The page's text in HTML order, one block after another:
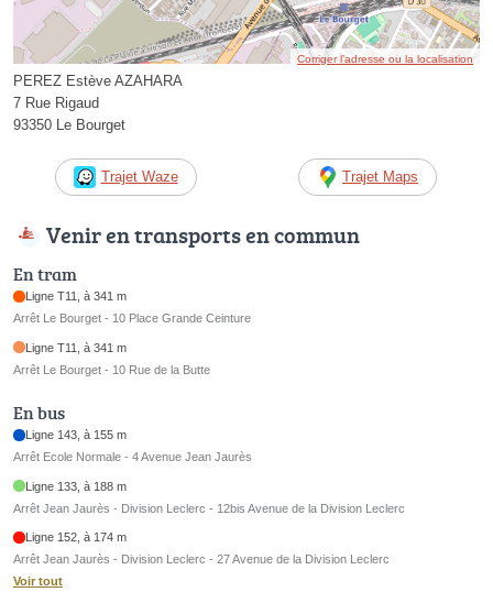
Corriger l’adresse ou la localisation
PEREZ Estève AZAHARA
7 Rue Rigaud
93350 Le Bourget
Trajet Waze Trajet Maps
Venir en transports en commun
En tram
Ligne T11, à 341 m
Arrêt Le Bourget - 10 Place Grande Ceinture
Ligne T11, à 341 m
Arrêt Le Bourget - 10 Rue de la Butte
En bus
Ligne 143, à 155 m
Arrêt Ecole Normale - 4 Avenue Jean Jaurès
Ligne 133, à 188 m
Arrêt Jean Jaurès - Division Leclerc - 12bis Avenue de la Division Leclerc
Ligne 152, à 174 m
Arrêt Jean Jaurès - Division Leclerc - 27 Avenue de la Division Leclerc
Voir tout